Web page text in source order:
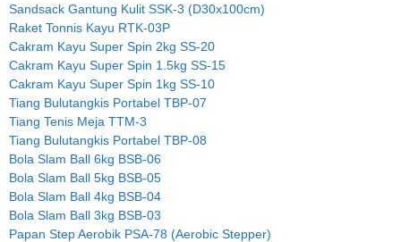
Sandsack Gantung Kulit SSK-3 (D30x100cm)
Raket Tonnis Kayu RTK-03P
Cakram Kayu Super Spin 2kg SS-20
Cakram Kayu Super Spin 1.5kg SS-15
Cakram Kayu Super Spin 1kg SS-10
Tiang Bulutangkis Portabel TBP-07
Tiang Tenis Meja TTM-3
Tiang Bulutangkis Portabel TBP-08
Bola Slam Ball 6kg BSB-06
Bola Slam Ball 5kg BSB-05
Bola Slam Ball 4kg BSB-04
Bola Slam Ball 3kg BSB-03
Papan Step Aerobik PSA-78 (Aerobic Stepper)